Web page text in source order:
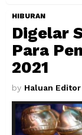
HIBURAN
Digelar
Para
2021
by Haluan Editor